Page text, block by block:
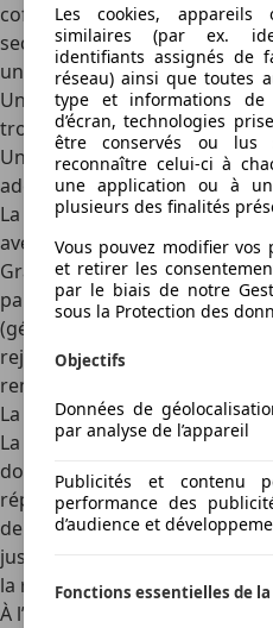
Les cookies,
similaires (par ex.
identifiants assignés de
réseau) ainsi que toutes
type et informations de
d’écran, technologies
être conservés ou lus
reconnaître celui-ci à
une application ou à
plusieurs des finalités
Vous pouvez modifier
et retirer les
par le biais de notre
sous la Protection des
Objectifs
Données de
par analyse de l’appareil
Publicités et contenu
performance des
d’audience et
Fonctions essentielles de la
coffre en permanence, en
secours et d’une bombe anti
un déplacement lointain :
Un
tire-bouchon ou une râpe
trou avant insertion de la
Une
pompe à airpour
adéquate après la réparation.
La technologie RunFlat
avec un pneu crevé, même
Grâce à des flancs renforcés,
parcourir une distance de 80
(généralement 80 km/h),
rejoindre un garage pour une
remplacement.
La durée de vie estimée d’un
La durée de vie d’un pneu
dommage et de la méthode
réparation par patch ou
de roulement, peut permettre
jusqu’à 20 000 kilomètres
la réparation soit conforme
À l’inverse, une mèche